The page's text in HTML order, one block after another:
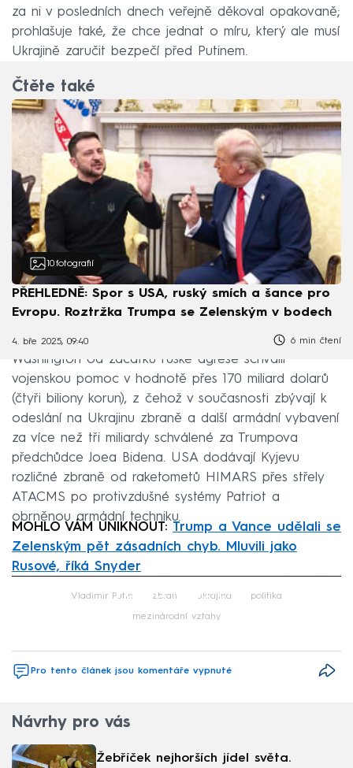
za ni v posledních dnech veřejně děkoval opakovaně;
prohlašuje také, že chce jednat o míru, který ale musí
Ukrajině zaručit bezpečí před Putinem.
Čtěte také
10 fotografií
PŘEHLEDNĚ: Spor s USA, ruský smích a šance pro
Evropu. Roztržka Trumpa se Zelenským v bodech
4. bře 2025, 09:40 6 min čtení
Washington od začátku ruské agrese schválil
vojenskou pomoc v hodnotě přes 170 miliard dolarů
(čtyři biliony korun), z čehož v současnosti zbývají k
odeslání na Ukrajinu zbraně a další armádní vybavení
za více než tři miliardy schválené za Trumpova
předchůdce Joea Bidena. USA dodávají Kyjevu
rozličné zbraně od raketometů HIMARS přes střely
ATACMS po protivzdušné systémy Patriot a
obrněnou armádní techniku.
MOHLO VÁM UNIKNOUT: Trump a Vance udělali se
Zelenským pět zásadních chyb. Mluvili jako
Rusové, říká Snyder
Failed to fetch
Vladimir Putin zbraň Ukrajina politika
mezinárodní vztahy
Pro tento článek jsou komentáře vypnuté
Návrhy pro vás
Žebříček nejhorších jídel světa.